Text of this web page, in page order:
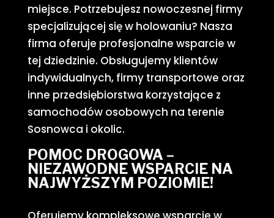
miejsce. Potrzebujesz nowoczesnej firmy
specjalizującej się w holowaniu? Nasza
firma oferuje profesjonalne wsparcie w
tej dziedzinie. Obsługujemy klientów
indywidualnych, firmy transportowe oraz
inne przedsiębiorstwa korzystające z
samochodów osobowych na terenie
Sosnowca i okolic.
POMOC DROGOWA –
NIEZAWODNE WSPARCIE NA
NAJWYŻSZYM POZIOMIE!